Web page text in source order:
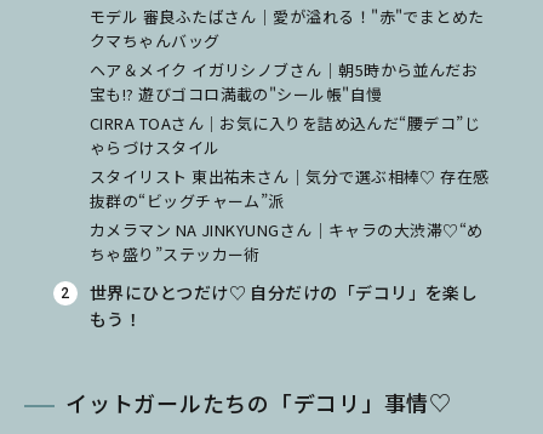
モデル 審良ふたばさん｜愛が溢れる！"赤"でまとめた
クマちゃんバッグ
ヘア＆メイク イガリシノブさん｜朝5時から並んだお
宝も!? 遊びゴコロ満載の"シール帳"自慢
CIRRA TOAさん｜お気に入りを詰め込んだ“腰デコ”じ
ゃらづけスタイル
スタイリスト 東出祐未さん｜気分で選ぶ相棒♡ 存在感
抜群の“ビッグチャーム”派
カメラマン NA JINKYUNGさん｜キャラの大渋滞♡“め
ちゃ盛り”ステッカー術
世界にひとつだけ♡ 自分だけの「デコリ」を楽し
もう！
イットガールたちの「デコリ」事情♡